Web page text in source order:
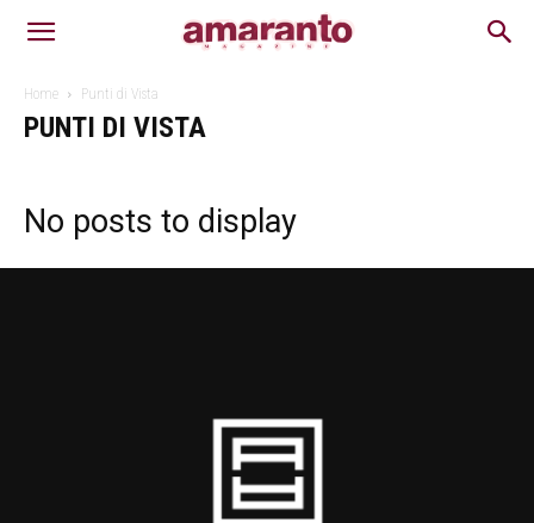
Home Punti di Vista
PUNTI DI VISTA
No posts to display